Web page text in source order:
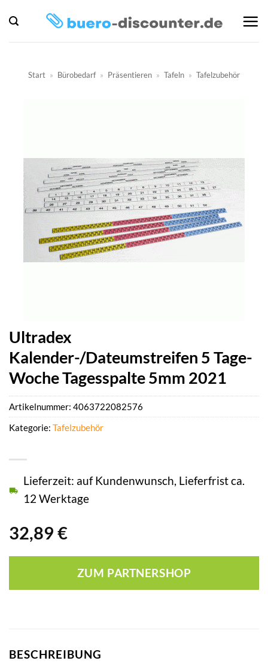
Inhalt
springen
Start » Bürobedarf » Präsentieren » Tafeln » Tafelzubehör
Ultradex
Kalender-/Dateumstreifen 5 Tage-
Woche Tagesspalte 5mm 2021
32,89 €
Lieferzeit: auf Kundenwunsch, Lieferfrist ca.
12 Werktage
ZUM PARTNERSHOP
Artikelnummer: 4063722082576
Kategorie: Tafelzubehör
BESCHREIBUNG